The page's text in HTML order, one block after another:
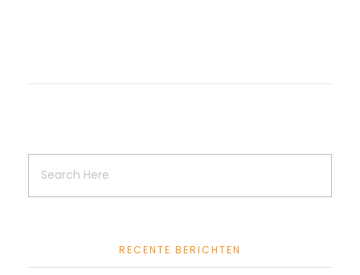
RECENTE BERICHTEN